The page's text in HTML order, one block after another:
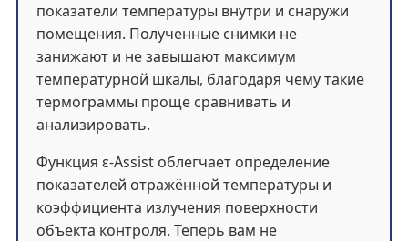
показатели температуры внутри и снаружи
помещения. Полученные снимки не
занижают и не завышают максимум
температурной шкалы, благодаря чему такие
термограммы проще сравнивать и
анализировать.
Функция ε-Assist облегчает определение
показателей отражённой температуры и
коэффициента излучения поверхности
объекта контроля. Теперь вам не